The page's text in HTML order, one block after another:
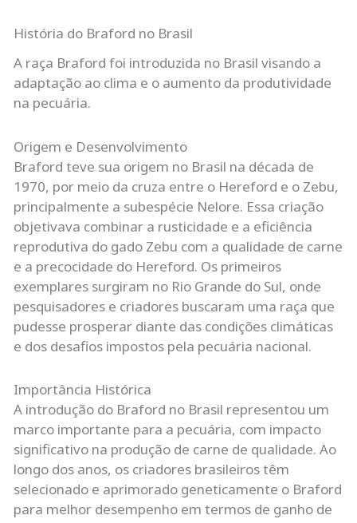
História do Braford no Brasil
A raça Braford foi introduzida no Brasil visando a
adaptação ao clima e o aumento da produtividade
na pecuária.
Origem e Desenvolvimento
Braford teve sua origem no Brasil na década de
1970, por meio da cruza entre o Hereford e o Zebu,
principalmente a subespécie Nelore. Essa criação
objetivava combinar a rusticidade e a eficiência
reprodutiva do gado Zebu com a qualidade de carne
e a precocidade do Hereford. Os primeiros
exemplares surgiram no Rio Grande do Sul, onde
pesquisadores e criadores buscaram uma raça que
pudesse prosperar diante das condições climáticas
e dos desafios impostos pela pecuária nacional.
Importância Histórica
A introdução do Braford no Brasil representou um
marco importante para a pecuária, com impacto
significativo na produção de carne de qualidade. Ao
longo dos anos, os criadores brasileiros têm
selecionado e aprimorado geneticamente o Braford
para melhor desempenho em termos de ganho de